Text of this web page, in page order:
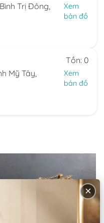
Trị Đông,
Xem
bản đồ
Tồn: 0
Mỹ Tây,
Xem
bản đồ
×